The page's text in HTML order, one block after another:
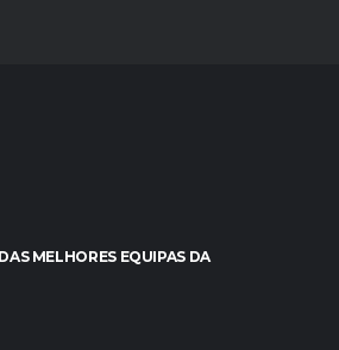
MELHORES EQUIPAS DA